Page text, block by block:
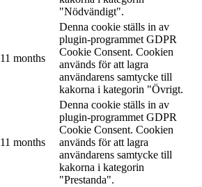
"Nödvändigt".
11 months
Denna cookie ställs in av
plugin-programmet GDPR
Cookie Consent. Cookien
används för att lagra
användarens samtycke till
kakorna i kategorin "Övrigt.
11 months
Denna cookie ställs in av
plugin-programmet GDPR
Cookie Consent. Cookien
används för att lagra
användarens samtycke till
kakorna i kategorin
"Prestanda".